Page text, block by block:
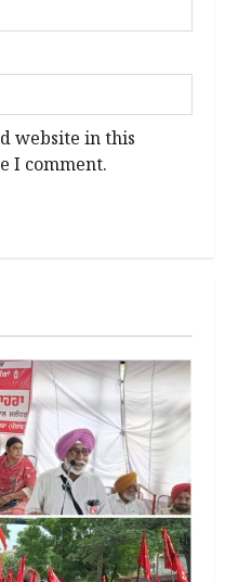
website in this
I comment.